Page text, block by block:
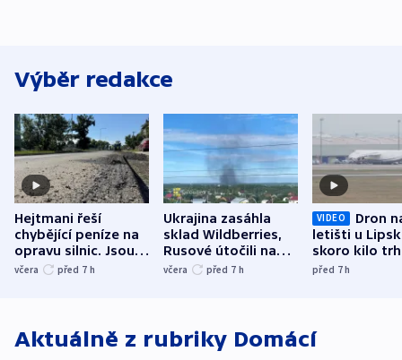
Výběr redakce
Hejtmani řeší
chybějící peníze na
opravu silnic. Jsou
nenárokové, namítá
včera před 7 h
Ukrajina zasáhla
sklad Wildberries,
Rusové útočili na
trh, hasiče či
včera před 7 h
VIDEO
Dron
letišti u
skoro kilo
indicie
před 7h
Aktuálně z rubriky Domácí